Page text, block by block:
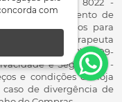
com
de Funcionamento de
de Produtos para
- Fisioterapeuta
- Crefito8(PR): 8409-
e Segurança -
e condições da loja
de divergência de